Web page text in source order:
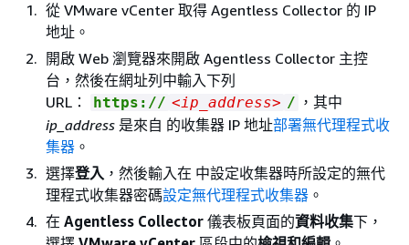
從 VMware vCenter 取得 Agentless Collector 的 IP
地址。
開啟 Web 瀏覽器來開啟 Agentless Collector 主控
台，然後在網址列中輸入下列
URL：
https:// <ip_address> / ，其中
ip_address 是來自 的收集器 IP 地址部署無代理程式收
集器 。
選擇登入 ，然後輸入在 中設定收集器時所設定的無代
理程式收集器密碼設定無代理程式收集器 。
在 Agentless Collector 儀表板頁面的資料收集下，